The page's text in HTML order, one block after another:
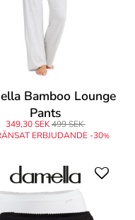
Bamboo Lounge
Pants
349,30 SEK499 SEK
ERBJUDANDE -30%